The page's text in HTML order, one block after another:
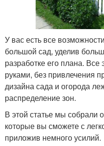
У вас есть все
большой сад, уделив
разработке его плана.
руками, без привлечения
дизайна сада и огорода
распределение зон.
В этой статье мы собрали
которые вы сможете с
приложив немного усилий.